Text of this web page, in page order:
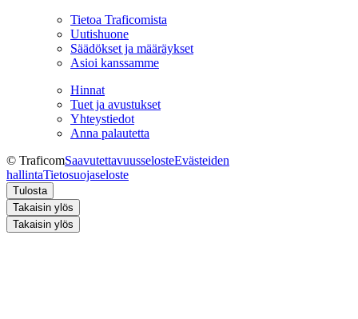
Tietoa Traficomista
Uutishuone
Säädökset ja määräykset
Asioi kanssamme
Hinnat
Tuet ja avustukset
Yhteystiedot
Anna palautetta
© TraficomSaavutettavuusselosteEvästeiden
hallintaTietosuojaseloste
Tulosta
Takaisin ylös
Takaisin ylös